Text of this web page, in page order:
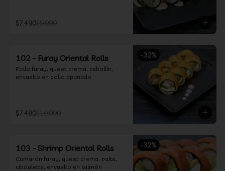
$7.490$9.990
-32%
102 - Furay Oriental Rolls
Pollo furay, queso crema, cebollín,
envuelto en pollo apanado
$7.490$10.990
-32%
103 - Shrimp Oriental Rolls
Camarón furay, queso crema, palta,
ciboulette, envuelto en salmón